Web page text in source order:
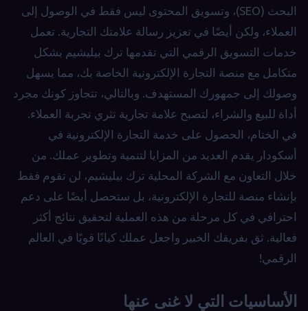
البحث (SEO)، وتسويق المحتوى ليس فقط في الوصول إلى
العملاء، ولكن أيضًا في تعزيز رسالة علامتك التجارية. تعمل
خدمات التسويق الرقمي التي تقدمها ترك بيليشيم بشكل
متكامل مع منصة التجارة الإلكترونية الخاصة بك، مما يسهل
وصولك إلى جمهورك المستهدف. وبالتالي، تتجاوز كونك مجرد
أداة للبيع والشراء، لتصبح علامة تجارية تثري تجربة العملاء.
في الختام، الحصول على خدمة التجارة الإلكترونية في
أسكودار يقدم العديد من المزايا لتنمية وتطوير عملك. من
خلال التعاون مع الشركة المحلية ترك بيليشيم، لن تقوم فقط
بإنشاء منصة للتجارة الإلكترونية، بل ستحصل أيضًا على دعم
احترافي في كل مرحلة من هذه العملية لتحقيق نتائج أكثر
فعالية. ثق بفريقك الخبير واجعل عملك كيانًا قويًا في العالم
الرقمي!
الأساسيات التي لا غنى عنها